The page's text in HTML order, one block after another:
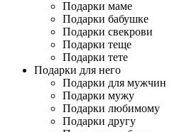
Подарки маме
Подарки бабушке
Подарки свекрови
Подарки теще
Подарки тете
Подарки для него
Подарки для мужчин
Подарки мужу
Подарки любимому
Подарки другу